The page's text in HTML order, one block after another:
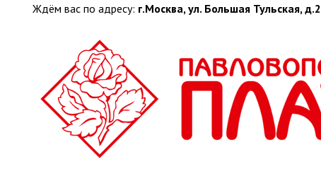
Ждём вас по адресу: г.Москва, ул. Большая Тульская, д.2